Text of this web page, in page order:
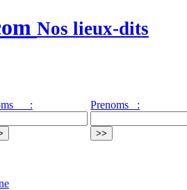
Nos lieux-dits
: Prenoms :